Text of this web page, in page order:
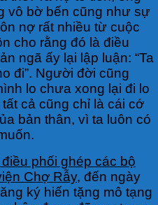
vô bờ bến cũng như sự
nợ rất nhiều từ cuộc
cho rằng đó là điều
ngã ấy lại lập luận: “Ta
đi”. Người đời cũng
lo chưa xong lại đi lo
cả cũng chỉ là cái cớ
bản thân, vì ta luôn có
phối ghép các bộ
Chợ Rẫy, đến ngày
ký hiến tặng mô tạng